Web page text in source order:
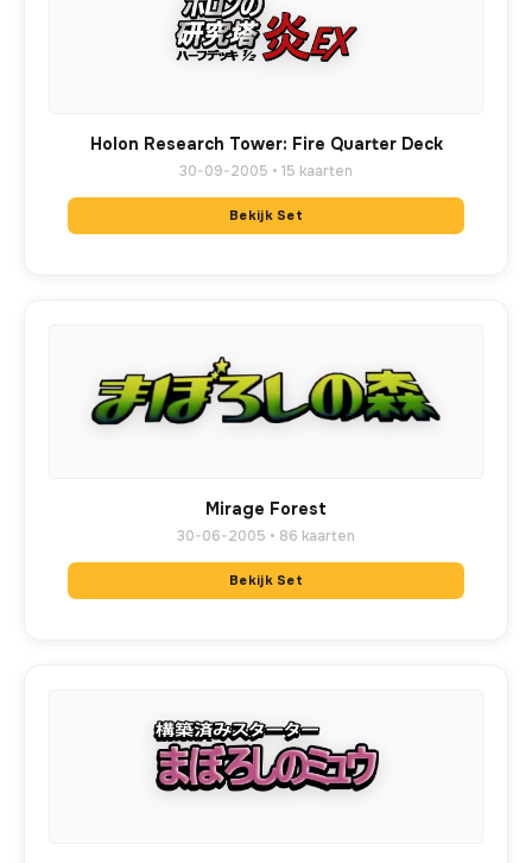
Holon Research Tower: Fire Quarter Deck
30-09-2005 • 15 kaarten
Bekijk Set
Mirage Forest
30-06-2005 • 86 kaarten
Bekijk Set